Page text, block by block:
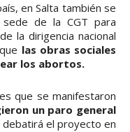
en Salta también se
de la CGT para
la dirigencia nacional
las obras sociales
los abortos.
que se manifestaron
un paro general
debatirá el proyecto en